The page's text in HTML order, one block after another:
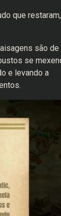
que
são de
se
e levando a